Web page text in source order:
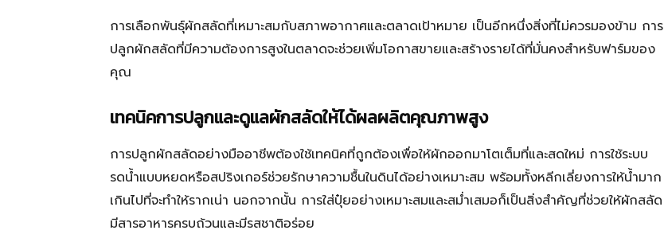
การเลือกพันธุ์ผักสลัดที่เหมาะสมกับสภาพอากาศและตลาดเป้าหมาย เป็นอีกหนึ่งสิ่งที่ไม่ควรมองข้าม การ
ปลูกผักสลัดที่มีความต้องการสูงในตลาดจะช่วยเพิ่มโอกาสขายและสร้างรายได้ที่มั่นคงสำหรับฟาร์มของ
คุณ
เทคนิคการปลูกและดูแลผักสลัดให้ได้ผลผลิตคุณภาพสูง
การปลูกผักสลัดอย่างมืออาชีพต้องใช้เทคนิคที่ถูกต้องเพื่อให้ผักออกมาโตเต็มที่และสดใหม่ การใช้ระบบ
รดน้ำแบบหยดหรือสปริงเกอร์ช่วยรักษาความชื้นในดินได้อย่างเหมาะสม พร้อมทั้งหลีกเลี่ยงการให้น้ำมาก
เกินไปที่จะทำให้รากเน่า นอกจากนั้น การใส่ปุ๋ยอย่างเหมาะสมและสม่ำเสมอก็เป็นสิ่งสำคัญที่ช่วยให้ผักสลัด
มีสารอาหารครบถ้วนและมีรสชาติอร่อย